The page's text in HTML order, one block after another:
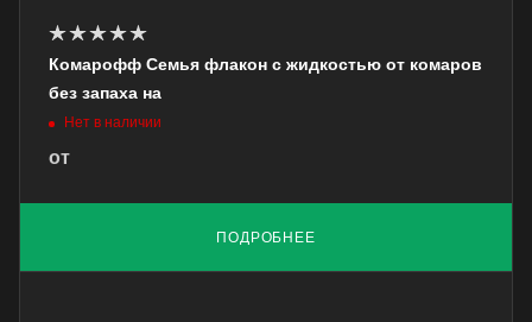
Комарофф Семья флакон с жидкостью от комаров
без запаха на
Нет в наличии
от
ПОДРОБНЕЕ